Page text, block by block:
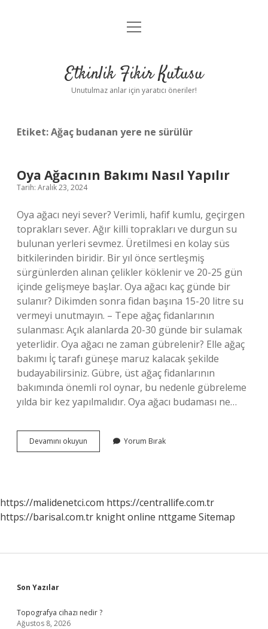
Anasayfa
Yasal Uyarı
menüyü
Etkinlik Fikir Kutusu
Unutulmaz anlar için yaratıcı öneriler!
Etiket:Ağaç budanan yere ne sürülür
Oya Ağacının Bakımı Nasıl Yapılır
Tarih: Aralık 23, 2024
Oya ağacı neyi sever? Verimli, hafif kumlu, geçirgen
toprakları sever. Ağır killi toprakları ve durgun su
bulunan yerleri sevmez. Üretilmesi en kolay süs
bitkilerinden biridir. Bir yıl önce sertleşmiş
sürgünlerden alınan çelikler köklenir ve 20-25 gün
içinde gelişmeye başlar. Oya ağacı kaç günde bir
sulanır? Dikimden sonra fidan başına 15-20 litre su
vermeyi unutmayın. – Tepe ağaç fidanlarının
sulanması: Açık alanlarda 20-30 günde bir sulamak
yeterlidir. Oya ağacı ne zaman gübrelenir? Elle ağaç
bakımı İç tarafı güneşe maruz kalacak şekilde
budayabilirsiniz. Gübre, üst ağaç fidanlarının
bakımında önemli rol oynar, bu nedenle gübreleme
yılda bir kez yapılmalıdır. Oya ağacı budaması ne…
Devamını okuyun
Ağacının
Yorum Bırak
https://malidenetci.com https://centrallife.com.tr
https://barisal.com.tr knight online nttgame Sitemap
Sidebar
Son Yazılar
Topografya cihazı nedir ?
Ağustos 8, 2026